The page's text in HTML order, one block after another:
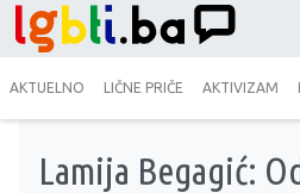
AKTUELNO LIČNE PRIČE AKTIVIZAM
Lamija Begagić: